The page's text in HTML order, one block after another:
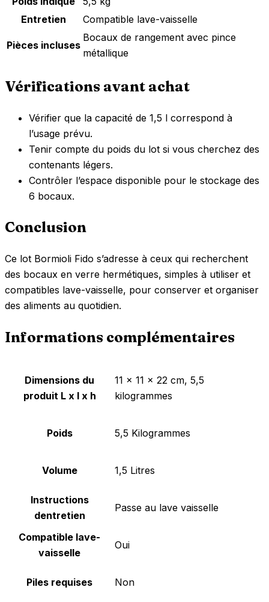
Entretien
Compatible lave-vaisselle
Pièces incluses
Bocaux de rangement avec pince
métallique
Vérifications avant achat
Vérifier que la capacité de 1,5 l correspond à
l’usage prévu.
Tenir compte du poids du lot si vous cherchez des
contenants légers.
Contrôler l’espace disponible pour le stockage des
6 bocaux.
Conclusion
Ce lot Bormioli Fido s’adresse à ceux qui recherchent
des bocaux en verre hermétiques, simples à utiliser et
compatibles lave-vaisselle, pour conserver et organiser
des aliments au quotidien.
Informations complémentaires
Dimensions du
produit L x l x h
‎11 x 11 x 22 cm, 5,5
kilogrammes
Poids ‎5,5 Kilogrammes
Volume ‎1,5 Litres
Instructions
dentretien
‎Passe au lave vaisselle
Compatible lave-
vaisselle
‎Oui
Piles requises ‎Non